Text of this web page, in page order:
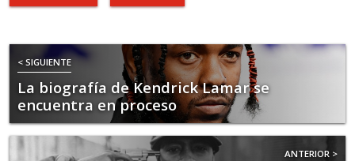
< SIGUIENTE
La biografía de Kendrick Lamar se
encuentra en proceso
ANTERIOR >